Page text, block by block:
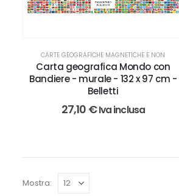
CARTE GEOGRAFICHE MAGNETICHE E NON
Carta geografica Mondo con
Bandiere - murale - 132 x 97 cm -
Belletti
27,10 €Iva inclusa
Mostra: